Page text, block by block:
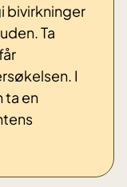
bivirkninger
Ta
I
ta en